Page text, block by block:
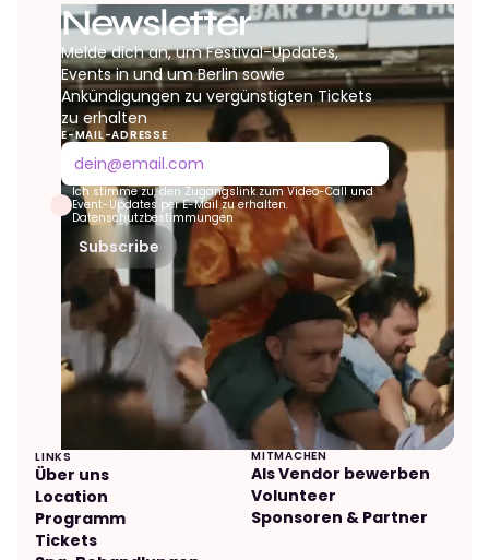
Newsletter
Melde dich an, um Festival-Updates,
Events in und um Berlin sowie
Ankündigungen zu vergünstigten Tickets
zu erhalten
E-MAIL-ADRESSE
Ich stimme zu, den Zugangslink zum Video-Call und
Event-Updates per E-Mail zu erhalten.
Datenschutzbestimmungen
Subscribe
LINKS
Über uns
Location
Programm
Tickets
MITMACHEN
Als Vendor bewerben
Volunteer
Sponsoren & Partner
evolve festival
Online now ✕